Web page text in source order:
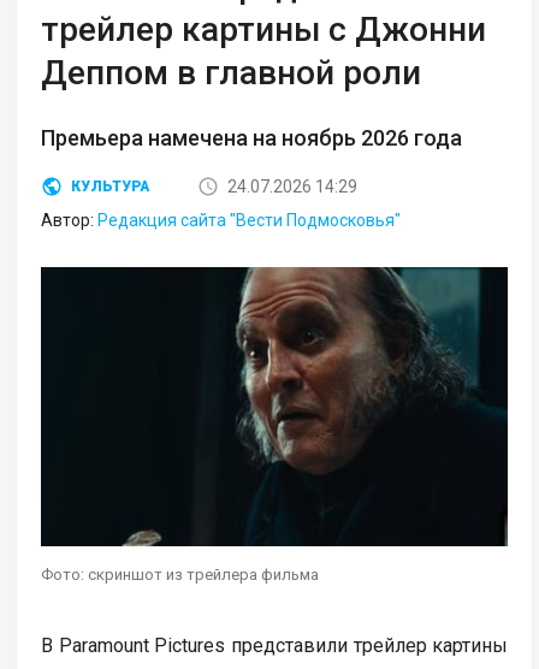
трейлер картины с Джонни
Деппом в главной роли
Премьера намечена на ноябрь 2026 года
КУЛЬТУРА
24.07.2026 14:29
Автор: Редакция сайта "Вести Подмосковья"
Фото: скриншот из трейлера фильма
В Paramount Pictures представили трейлер картины